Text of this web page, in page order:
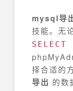
mysql导
技能。无
择合适的
导出 的数